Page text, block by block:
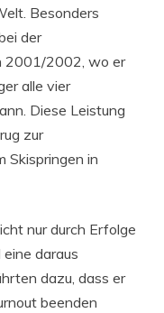
Besonders
der
2001/2002, wo er
alle vier
Diese Leistung
zur
Skispringen in
nur durch Erfolge
daraus
dazu, dass er
beenden